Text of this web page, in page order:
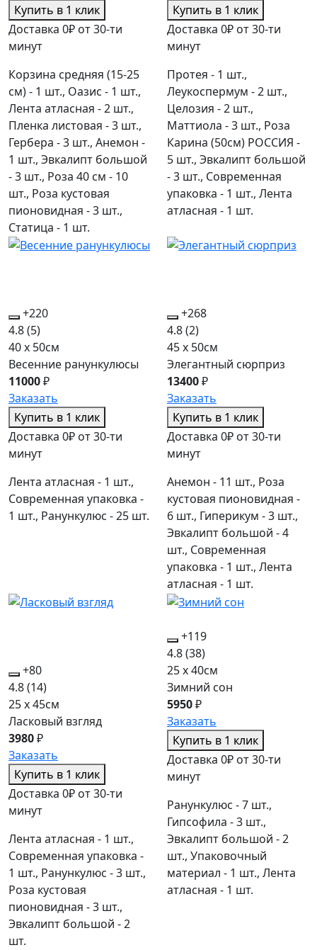
Купить в 1 клик
Доставка 0₽ от 30-ти
минут
Корзина средняя (15-25
см) - 1 шт., Оазис - 1 шт.,
Лента атласная - 2 шт.,
Пленка листовая - 3 шт.,
Гербера - 3 шт., Анемон -
1 шт., Эвкалипт большой
- 3 шт., Роза 40 см - 10
шт., Роза кустовая
пионовидная - 3 шт.,
Статица - 1 шт.
Купить в 1 клик
Доставка 0₽ от 30-ти
минут
Протея - 1 шт.,
Леукоспермум - 2 шт.,
Целозия - 2 шт.,
Маттиола - 3 шт., Роза
Карина (50см) РОССИЯ -
5 шт., Эвкалипт большой
- 3 шт., Современная
упаковка - 1 шт., Лента
атласная - 1 шт.
+220
4.8(5)
40 x 50см
Весенние ранункулюсы
11000₽
Заказать
Купить в 1 клик
Доставка 0₽ от 30-ти
минут
Лента атласная - 1 шт.,
Современная упаковка -
1 шт., Ранункулюс - 25 шт.
+268
4.8(2)
45 x 50см
Элегантный сюрприз
13400₽
Заказать
Купить в 1 клик
Доставка 0₽ от 30-ти
минут
Анемон - 11 шт., Роза
кустовая пионовидная -
6 шт., Гиперикум - 3 шт.,
Эвкалипт большой - 4
шт., Современная
упаковка - 1 шт., Лента
атласная - 1 шт.
+80
4.8(14)
25 x 45см
Ласковый взгляд
3980₽
Заказать
Купить в 1 клик
Доставка 0₽ от 30-ти
минут
Лента атласная - 1 шт.,
Современная упаковка -
1 шт., Ранункулюс - 3 шт.,
Роза кустовая
пионовидная - 3 шт.,
Эвкалипт большой - 2
шт.
+119
4.8(38)
25 x 40см
Зимний сон
5950₽
Заказать
Купить в 1 клик
Доставка 0₽ от 30-ти
минут
Ранункулюс - 7 шт.,
Гипсофила - 3 шт.,
Эвкалипт большой - 2
шт., Упаковочный
материал - 1 шт., Лента
атласная - 1 шт.